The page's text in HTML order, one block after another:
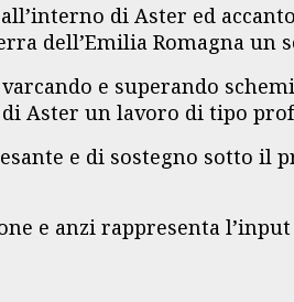
di Aster ed
dell’Emilia Romagna
e superando
Aster un lavoro di tipo
e di sostegno sotto
e anzi rappresenta